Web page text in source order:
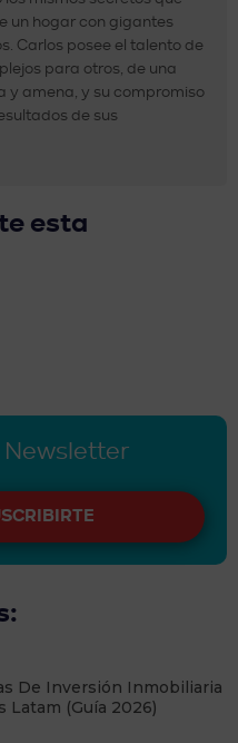
un hogar con gigantes
Carlos posee el talento de
para otros, de una
y amena, y su compromiso
de sus
esta
De Inversión Inmobiliaria
Latam (Guía 2026)